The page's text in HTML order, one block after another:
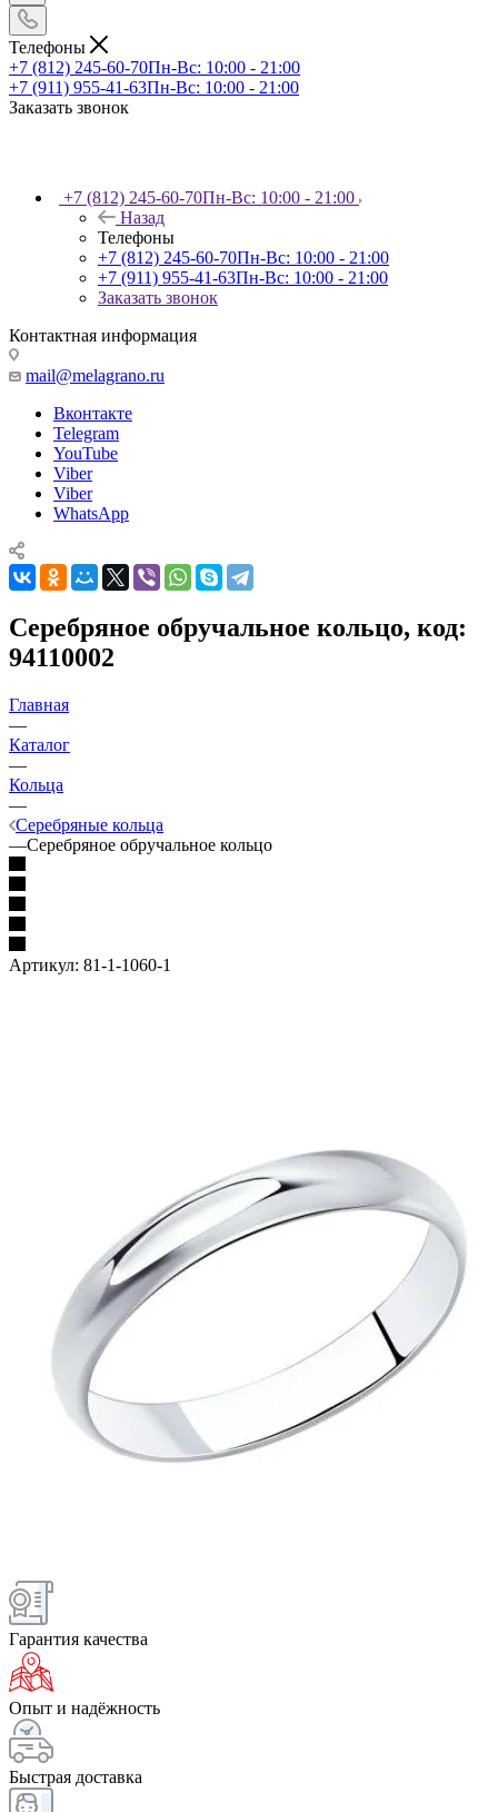
Телефоны
+7 (812) 245-60-70Пн-Вс: 10:00 - 21:00
+7 (911) 955-41-63Пн-Вс: 10:00 - 21:00
Заказать звонок
+7 (812) 245-60-70Пн-Вс: 10:00 - 21:00
Назад
Телефоны
+7 (812) 245-60-70Пн-Вс: 10:00 - 21:00
+7 (911) 955-41-63Пн-Вс: 10:00 - 21:00
Заказать звонок
Контактная информация
mail@melagrano.ru
Вконтакте
Telegram
YouTube
Viber
Viber
WhatsApp
Серебряное обручальное кольцо, код:
94110002
Главная
—
Каталог
—
Кольца
—
Серебряные кольца
—Серебряное обручальное кольцо
Артикул: 81-1-1060-1
Гарантия качества
Опыт и надёжность
Быстрая доставка